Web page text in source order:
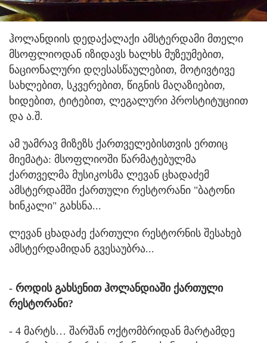
ჰოლანდიის დედაქალაქი ამსტერდამი მთელი
მსოფლიოდან იზიდავს ხალხს მუზეუმებით,
ნაციონალური დღესასწაულებით, მოტივტივე
სახლებით, სკვერებით, წიგნის მაღაზიებით,
ხიდებით, ტიტებით, ლეგალური პროსტიტუციით
და ა.შ.
ამ უამრავ მიზეზს ქართველებისთვის ერთიც
მიემატა: მსოფლიოში წარმატებულმა
ქართველმა მუსიკოსმა ლევან ცხადაძემ
ამსტერდამში ქართული რესტორანი "ბატონი
ხინკალი" გახსნა...
ლევან ცხადაძე ქართული რესტორნის შესახებ
ამსტერდამიდან გვესაუბრა...
- როდის გახსენით ჰოლანდიაში ქართული
რესტორანი?
- 4 მარტს… შარშან ოქტომბრიდან მარტამდე